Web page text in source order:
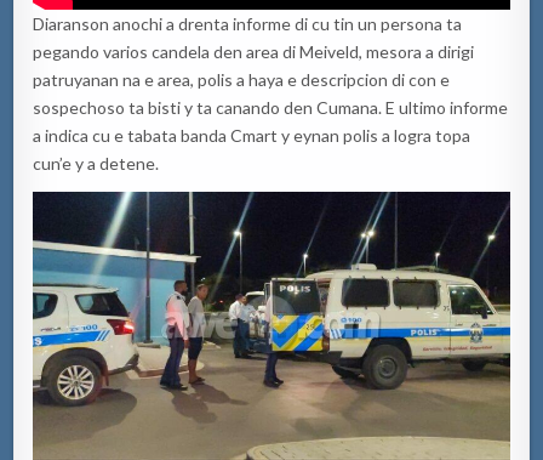
Diaranson anochi a drenta informe di cu tin un persona ta
pegando varios candela den area di Meiveld, mesora a dirigi
patruyanan na e area, polis a haya e descripcion di con e
sospechoso ta bisti y ta canando den Cumana. E ultimo informe
a indica cu e tabata banda Cmart y eynan polis a logra topa
cun’e y a detene.